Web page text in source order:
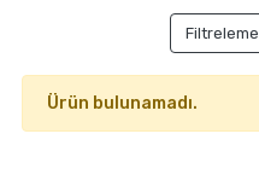
Filtreleme
Ürün bulunamadı.